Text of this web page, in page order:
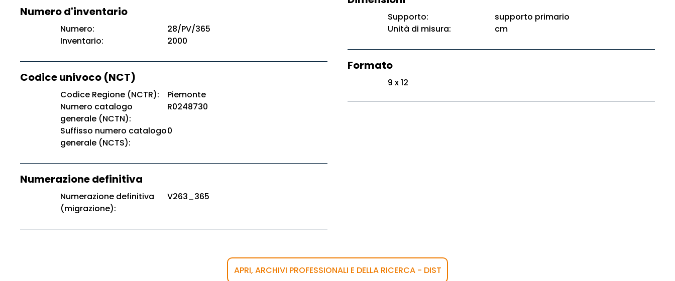
Numero d'inventario
Numero:
28/PV/365
Inventario:
2000
Codice univoco (NCT)
Codice Regione (NCTR):
Piemonte
Numero catalogo
generale (NCTN):
R0248730
Suffisso numero catalogo
generale (NCTS):
0
Numerazione definitiva
Numerazione definitiva
(migrazione):
V263_365
Supporto:
supporto primario
Unità di misura:
cm
Formato
9 x 12
APRI, ARCHIVI PROFESSIONALI E DELLA RICERCA - DIST